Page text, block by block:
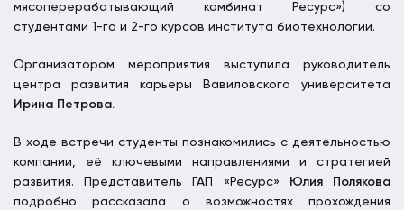
мясоперерабатывающий комбинат Ресурс») со
студентами 1-го и 2-го курсов института биотехнологии.
Организатором мероприятия выступила руководитель
центра развития карьеры Вавиловского университета
Ирина Петрова.
В ходе встречи студенты познакомились с деятельностью
компании, её ключевыми направлениями и стратегией
развития. Представитель ГАП «Ресурс»
Юлия Полякова
подробно рассказала о возможностях прохождения